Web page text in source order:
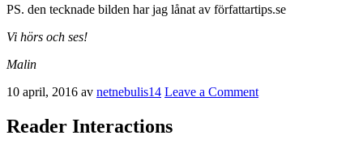
PS. den tecknade bilden har jag lånat av författartips.se
Vi hörs och ses!
Malin
10 april, 2016 av netnebulis14 Leave a Comment
Reader Interactions